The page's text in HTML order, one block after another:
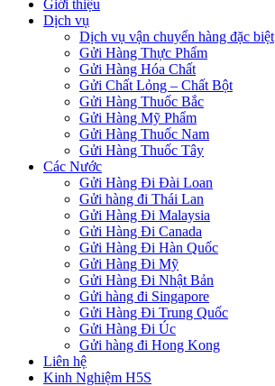
Giới thiệu
Dịch vụ
Dịch vụ vận chuyển hàng đặc biệt
Gửi Hàng Thực Phẩm
Gửi Hàng Hóa Chất
Gửi Chất Lỏng – Chất Bột
Gửi Hàng Thuốc Bắc
Gửi Hàng Mỹ Phẩm
Gửi Hàng Thuốc Nam
Gửi Hàng Thuốc Tây
Các Nước
Gửi Hàng Đi Đài Loan
Gửi hàng đi Thái Lan
Gửi Hàng Đi Malaysia
Gửi Hàng Đi Canada
Gửi Hàng Đi Hàn Quốc
Gửi Hàng Đi Mỹ
Gửi Hàng Đi Nhật Bản
Gửi hàng đi Singapore
Gửi Hàng Đi Trung Quốc
Gửi Hàng Đi Úc
Gửi hàng đi Hong Kong
Liên hệ
Kinh Nghiệm H5S